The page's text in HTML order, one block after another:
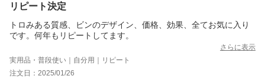
リピート決定
トロみある質感、ビンのデザイン、価格、効果、全てお気に入り
です。何年もリピートしてます。
さらに表示
実用品・普段使い｜自分用｜リピート
注文日：2025/01/26